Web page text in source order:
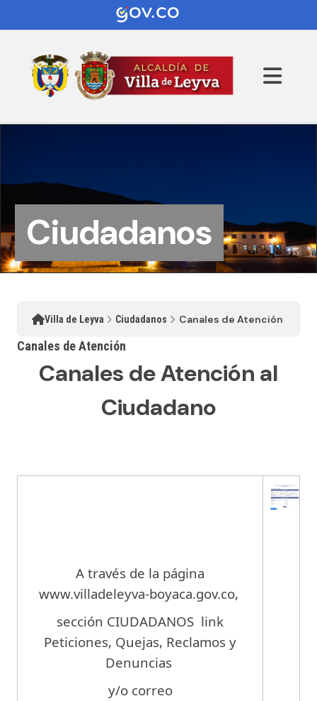
Ciudadanos
Villa de Leyva Ciudadanos Canales de Atención
Canales de Atención
Canales de Atención al
Ciudadano
A través de la página
www.villadeleyva-boyaca.gov.co,
sección CIUDADANOS link
Peticiones, Quejas, Reclamos y
Denuncias
y/o correo